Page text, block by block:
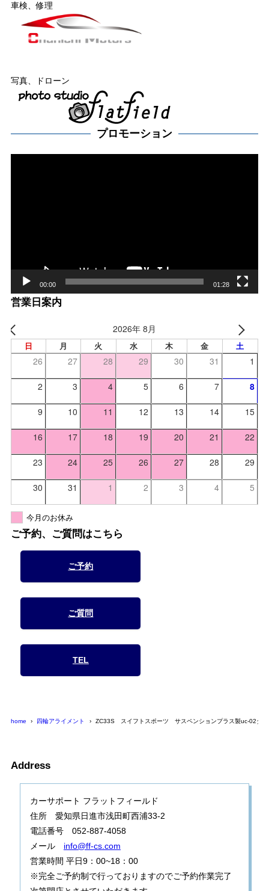
車検、修理
写真、ドローン
プロモーション
00:00 01:28
営業日案内
2026年 8月
日 月 火 水 木 金 土
26 27 28 29 30 31 1
2 3 4 5 6 7 8
9 10 11 12 13 14 15
16 17 18 19 20 21 22
23 24 25 26 27 28 29
30 31 1 2 3 4 5
今月のお休み
ご予約、ご質問はこちら
ご予約
ご質問
TEL
home 四輪アライメント ZC33S スイフトスポーツ サスペンションプラス製uc-02ダ
Address
カーサポート フラットフィールド
住所 愛知県日進市浅田町西浦33-2
電話番号 052-887-4058
メール info@ff-cs.com
営業時間 平日9：00~18：00
※完全ご予約制で行っておりますのでご予約作業完了